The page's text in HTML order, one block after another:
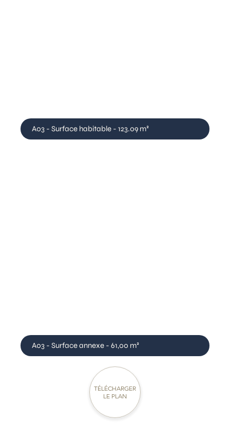
A03 - Surface habitable - 123.09 m²
A03 - Surface annexe - 61,00 m²
TÉLÉCHARGER
LE PLAN